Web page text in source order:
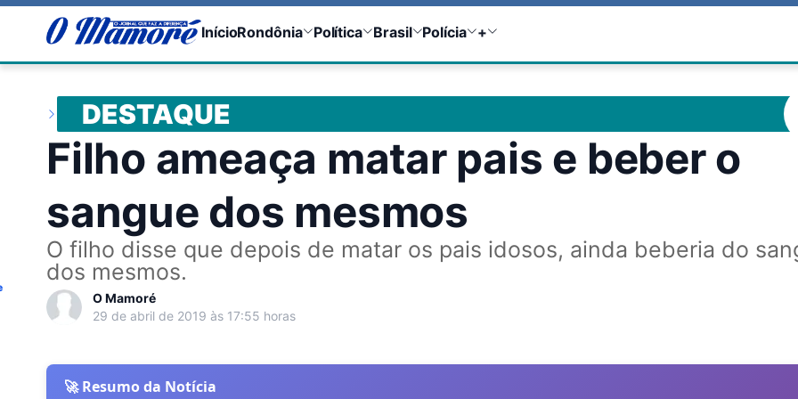
InícioRondônia Política Brasil Polícia +
DESTAQUE
Filho ameaça matar pais e beber o
sangue dos mesmos
O filho disse que depois de matar os pais idosos, ainda beberia do
dos mesmos.
O Mamoré
29 de abril de 2019 às 17:55 horas
🚀 Resumo da Notícia